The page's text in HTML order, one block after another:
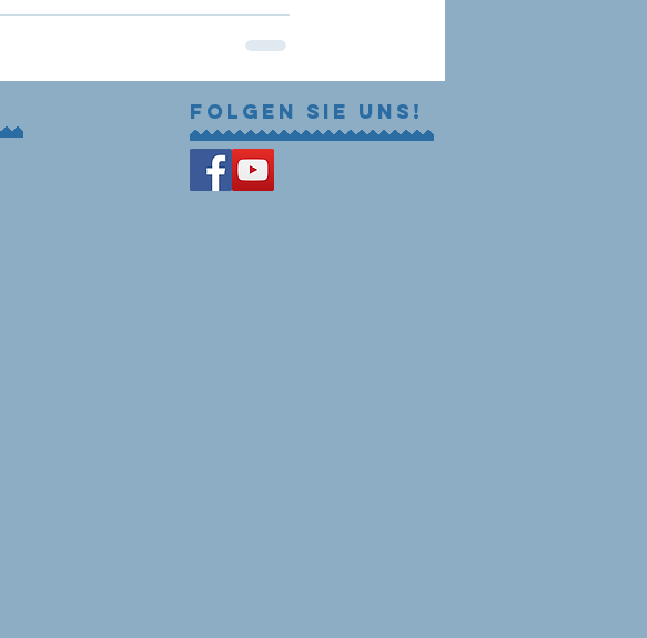
Folgen Sie uns!